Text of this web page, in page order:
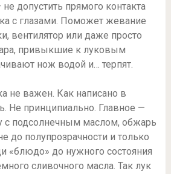
допустить прямого контакта
с глазами. Поможет жевание
вентилятор или даже просто
привыкшие к луковым
нож водой и… терпят.
не важен. Как написано в
Не принципиально. Главное —
с подсолнечным маслом, обжарь
до полупрозрачности и только
«блюдо» до нужного состояния
сливочного масла. Так лук